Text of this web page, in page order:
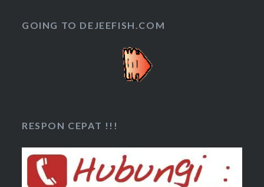
GOING TO DEJEEFISH.COM
RESPON CEPAT !!!